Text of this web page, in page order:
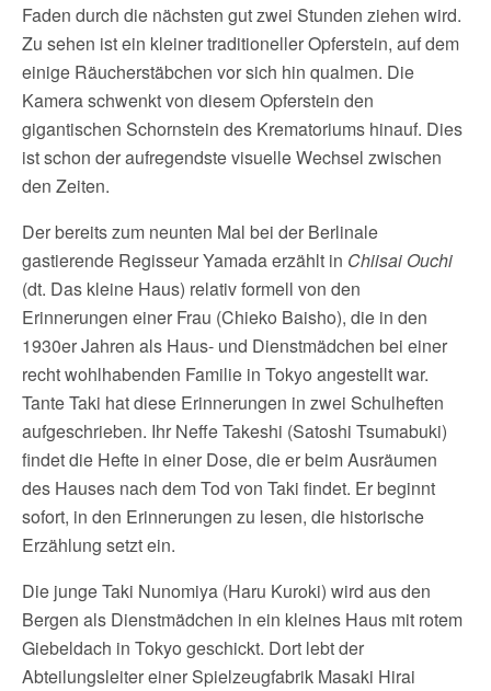
Faden durch die nächsten gut zwei Stunden ziehen wird.
Zu sehen ist ein kleiner traditioneller Opferstein, auf dem
einige Räucherstäbchen vor sich hin qualmen. Die
Kamera schwenkt von diesem Opferstein den
gigantischen Schornstein des Krematoriums hinauf. Dies
ist schon der aufregendste visuelle Wechsel zwischen
den Zeiten.
Der bereits zum neunten Mal bei der Berlinale
gastierende Regisseur Yamada erzählt in Chiisai Ouchi
(dt. Das kleine Haus) relativ formell von den
Erinnerungen einer Frau (Chieko Baisho), die in den
1930er Jahren als Haus- und Dienstmädchen bei einer
recht wohlhabenden Familie in Tokyo angestellt war.
Tante Taki hat diese Erinnerungen in zwei Schulheften
aufgeschrieben. Ihr Neffe Takeshi (Satoshi Tsumabuki)
findet die Hefte in einer Dose, die er beim Ausräumen
des Hauses nach dem Tod von Taki findet. Er beginnt
sofort, in den Erinnerungen zu lesen, die historische
Erzählung setzt ein.
Die junge Taki Nunomiya (Haru Kuroki) wird aus den
Bergen als Dienstmädchen in ein kleines Haus mit rotem
Giebeldach in Tokyo geschickt. Dort lebt der
Abteilungsleiter einer Spielzeugfabrik Masaki Hirai